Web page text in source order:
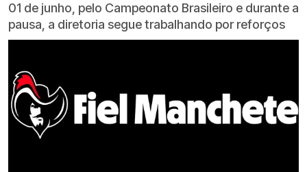
01 de junho, pelo Campeonato Brasileiro e durante a
pausa, a diretoria segue trabalhando por reforços